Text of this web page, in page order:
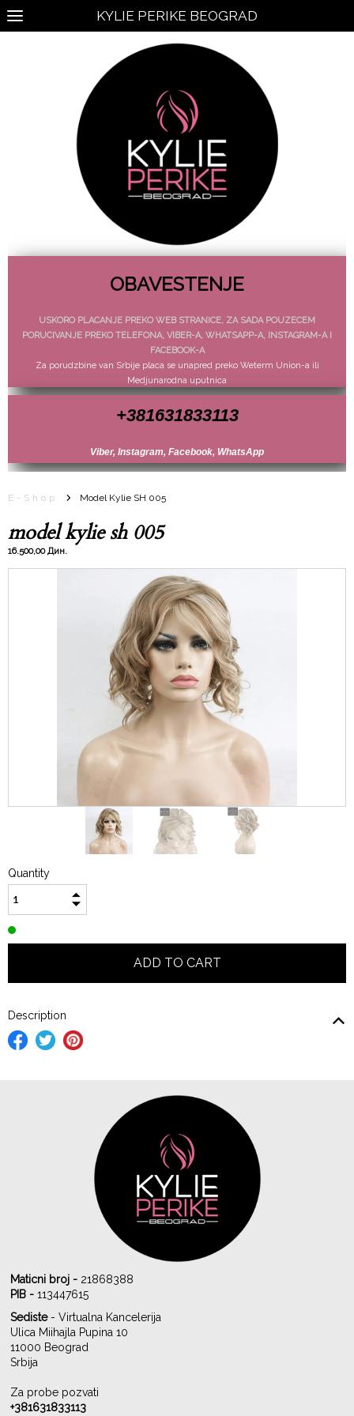
KYLIE PERIKE BEOGRAD
OBAVESTENJE
USKORO PLACANJE PREKO WEB STRANICE, ZA SADA POUZECEM
PORUCIVANJE PREKO TELEFONA, VIBER-A, WHATSAPP-A, INSTAGRAM-A I
FACEBOOK-A
Za porudzbine van Srbije placa se unapred preko Weterm Union-a ili
Medjunarodna uputnica
+381631833113
Viber, Instagram, Facebook, WhatsApp
E-Shop Model Kylie SH 005
model kylie sh 005
16.500,00 Дин.
Quantity
Description
Maticni broj - 21868388
PIB - 113447615
Sediste- Virtualna Kancelerija
Ulica Miihajla Pupina 10
11000 Beograd
Srbija
Za probe pozvati
+381631833113